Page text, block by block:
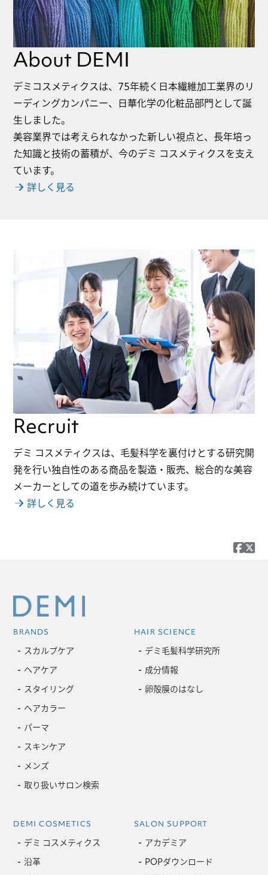
About DEMI
デミコスメティクスは、75年続く日本繊維加工業界のリ
ーディングカンパニー、日華化学の化粧品部門として誕
生しました。
美容業界では考えられなかった新しい視点と、長年培っ
た知識と技術の蓄積が、今のデミ コスメティクスを支え
ています。
詳しく見る
Recruit
デミ コスメティクスは、毛髪科学を裏付けとする研究開
発を行い独自性のある商品を製造・販売、総合的な美容
メーカーとしての道を歩み続けています。
詳しく見る
BRANDS
スカルプケア
ヘアケア
スタイリング
ヘアカラー
パーマ
スキンケア
メンズ
取り扱いサロン検索
HAIR SCIENCE
デミ毛髪科学研究所
成分情報
卵殻膜のはなし
DEMI COSMETICS
デミ コスメティクス
沿革
SALON SUPPORT
アカデミア
POPダウンロード